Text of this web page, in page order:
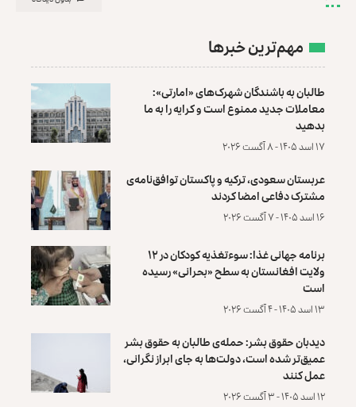
مهم‌ترین خبرها
طالبان به باشندگان شهرک‌های «امارتی»:
معاملات جدید ممنوع است و کرایه را به ما
بدهید
۱۷ اسد ۱۴۰۵ - ۸ آگست ۲۰۲۶
عربستان سعودی، ترکیه و پاکستان توافق‌نامه‌ی
مشترک دفاعی امضا کردند
۱۶ اسد ۱۴۰۵ - ۷ آگست ۲۰۲۶
برنامه جهانی غذا: سوءتغذیه کودکان در ۱۲
ولایت افغانستان به سطح «بحرانی» رسیده
است
۱۳ اسد ۱۴۰۵ - ۴ آگست ۲۰۲۶
دیدبان حقوق بشر: حمله‌ی طالبان به حقوق بشر
عمیق‌تر شده است، دولت‌ها به جای ابراز نگرانی،
عمل کنند
۱۲ اسد ۱۴۰۵ - ۳ آگست ۲۰۲۶